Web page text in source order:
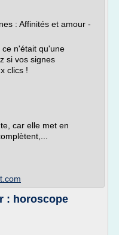
: Affinités et amour -
ce n'était qu'une
si vos signes
clics !
car elle met en
: horoscope